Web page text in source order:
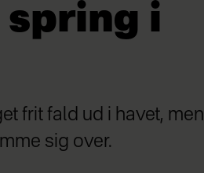
spring i
frit fald ud i havet, men
sig over.